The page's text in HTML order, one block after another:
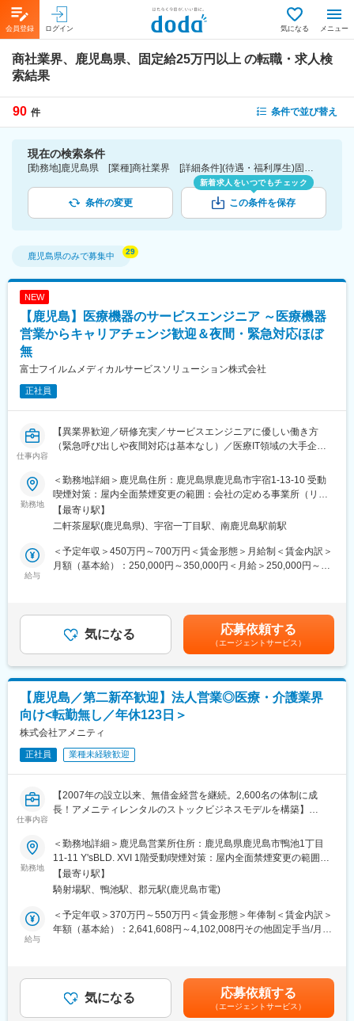
会員登録 ログイン 気になる メニュー
商社業界、鹿児島県、固定給25万円以上 の転職・求人検
索結果
90 件 条件で並び替え
現在の検索条件
[勤務地]鹿児島県 [業種]商社業界 [詳細条件](待遇・福利厚生)固定給25万円以上
条件の変更
新着求人をいつでもチェック
この条件を保存
鹿児島県のみで募集中
NEW
【鹿児島】医療機器のサービスエンジニア ～医療機器
営業からキャリアチェンジ歓迎＆夜間・緊急対応ほぼ
無
富士フイルムメディカルサービスソリューション株式会社
正社員
仕事内容
【異業界歓迎／研修充実／サービスエンジニアに優しい働き方
（緊急呼び出しや夜間対応は基本なし）／医療IT領域の大手企業
ぼ無（基本、鹿児島で働けます）】
■職務内容：
同グループの医療機器の設置や、既にご導入頂いているクリニッ
クへの保守サポートを担当するサービスエンジニア職になりま
す。1日の訪問頻度は点検、オンコール呼び出しを含み2～3件程
度になります。
■職務内容詳細：
効率的運用のご提案、開発部門へのフィードバック等、安心して
ユーザーに同社の医療機器をご使用いただけるよう様々な側面か
らサービス＆サポートするポジションです。 サポート＆サービス
■研修制度について：
研修センターがあり、機械を実際に解体したり、組み立てたりす
る研修や、実際にコールセンターに届くお問い合わせ内容を把握
していただくための研修もございます。その他、先輩社員との
OJTもじっくり行っており、1人前になるまで手厚くサポート致し
ます。未経験の方でも安心してキャッチアップいただけるよう充
実した研修制度をご用意しています。
■取得できるスキルについて：
X線診断装置や医療ITシステム等の幅広い製品がありますので、幅
広く多くのスキルを習得可能です。デジタル化・ネットワーク化
クに関してのスキルも活用される場面も多く、医療機器という枠
にとどまらない幅広いスキルを磨けます。
■緊急呼び出しについて：
大病院とは違い、クリニックがお客様となる為、基本的に夜間に
当番制（自宅待機）を取り入れており、万が一、対応（出動）が
発生した場合、代休を取得いただきます。
変更の範囲：会社の定める業務
勤務地
＜勤務地詳細＞鹿児島住所：鹿児島県鹿児島市宇宿1-13-10 受動
喫煙対策：屋内全面禁煙変更の範囲：会社の定める事業所（リモ
ートワーク含む）
【最寄り駅】
二軒茶屋駅(鹿児島県)、宇宿一丁目駅、南鹿児島駅前駅
給与
＜予定年収＞450万円～700万円＜賃金形態＞月給制＜賃金内訳＞
月額（基本給）：250,000円～350,000円＜月給＞250,000円～
気になる 応募依頼する
（エージェントサービス）
【鹿児島／第二新卒歓迎】法人営業◎医療・介護業界
向け<転勤無し／年休123日＞
株式会社アメニティ
正社員 業種未経験歓迎
仕事内容
【2007年の設立以来、無借金経営を継続。2,600名の体制に成
長！アメニティレンタルのストックビジネスモデルを構築】
を図るため、このたび新たな仲間をお迎えすることとなりまし
た。
■業務詳細：
病院や介護施設に向けて、入院・入所時に必要な衣類やタオル、
日用品などをレンタルできる「アメニティサポートシステム」を
提案する営業です。ニーズに応じて、人材派遣・紹介サービスや
献性も高く、今後の高齢化社会において成長が見込める成長産業
です。 また、病院や介護施設の業務軽減に貢献する事で、患者
様、利用者様へのサービス向上に直結する為、大変やりがいのあ
勤務地
＜勤務地詳細＞鹿児島営業所住所：鹿児島県鹿児島市鴨池1丁目
11-11 Y'sBLD. XVI 1階受動喫煙対策：屋内全面禁煙変更の範囲：
本文参照
【最寄り駅】
騎射場駅、鴨池駅、郡元駅(鹿児島市電)
給与
＜予定年収＞370万円～550万円＜賃金形態＞年俸制＜賃金内訳＞
年額（基本給）：2,641,608円～4,102,008円その他固定手当/月：
無＞有＜残業手当＞有＜給与補足＞※経験・能力・前職の給与など
を考慮するため上下する可能性があります・評価：年2回（4月・
10月/売上実績だけでなく取り組み姿勢や提案プロセスなどの定性
気になる 応募依頼する
（エージェントサービス）